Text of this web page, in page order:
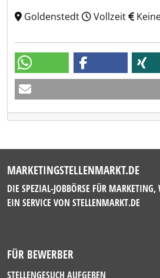
Goldenstedt
Vollzeit
MARKETINGSTELLENMARKT.DE
DIE SPEZIAL-JOBBÖRSE FÜR
EIN SERVICE VON STELLENMARKT.DE
FÜR BEWERBER
STELLENGESUCH AUFGEBEN